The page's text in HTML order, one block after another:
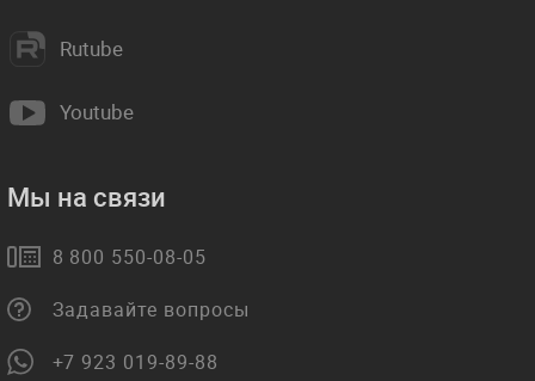
Rutube
Youtube
Мы на связи
8 800 550-08-05
Задавайте вопросы
+7 923 019-89-88